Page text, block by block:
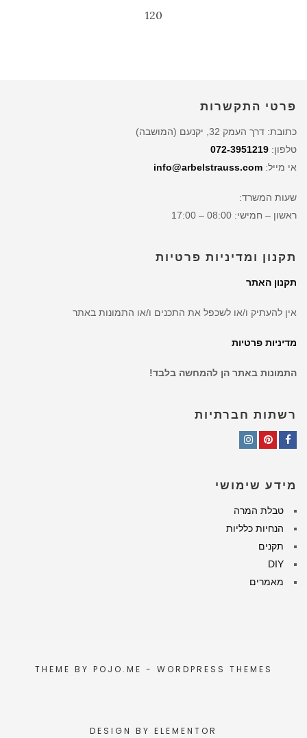
120
פרטי התקשרות
כתובת: דרך העמק 32, יקנעם (המושבה)
טלפון: 072-3951219
אי מייל: info@arbelstrauss.com
שעות המשרד:
ראשון – חמישי: 08:00 – 17:00
תקנון ומדיניות פרטיות
תקנון האתר
אין להעתיק ו/או לשכפל את התכנים ו/או התמונות באתר
מדיניות פרטיות
התמונות באתר הן להמחשה בלבד!
רשתות חברתיות
מידע שימושי
טבלת המרה
הנחיות כלליות
תקנים
DIY
מאמרים
THEME BY POJO.ME - WORDPRESS THEMES
DESIGN BY ELEMENTOR